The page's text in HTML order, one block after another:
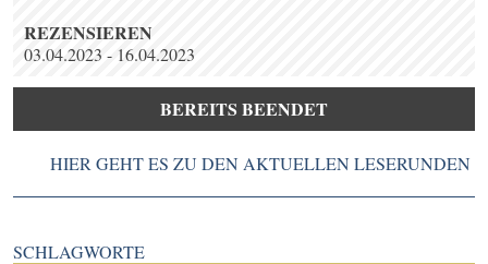
REZENSIEREN
03.04.2023 - 16.04.2023
BEREITS BEENDET
HIER GEHT ES ZU DEN AKTUELLEN LESERUNDEN
SCHLAGWORTE